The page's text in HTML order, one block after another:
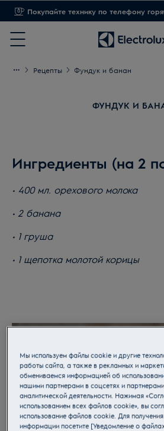
Доставка от 1,20
Menu
Рецепты Фундук и банан
ФУНДУК И
Ингредиенты (на 2
• 400 мл. орехового молока
• 2 банана
• 1 груша
• 1 щепотка молотой корицы
Мы используем файлы cookie и другие
работы сайта, а также в рекламных и
обмениваемся информацией об
нашими партнерами в соцсетях и
аналитической деятельности. Нажимая
использованием всех файлов cookie», вы
использование файлов cookie. Для
информации посетите [Уведомление о